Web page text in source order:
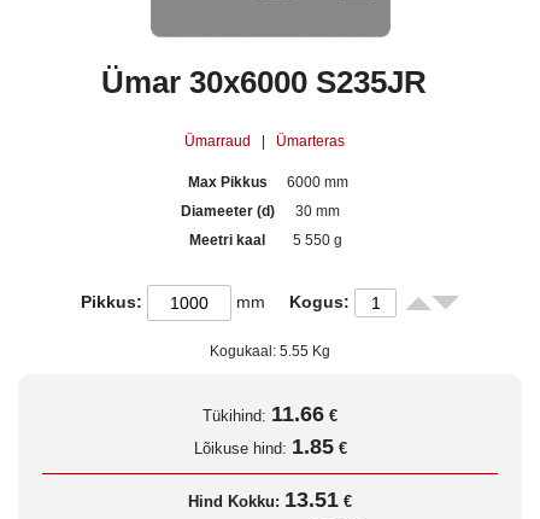
Ümar 30x6000 S235JR
Ümarraud Ümarteras
Max Pikkus
6000 mm
Diameeter (d)
30 mm
Meetri kaal
5 550 g
Pikkus: mm Kogus:
Kogukaal: 5.55 Kg
Tükihind: 11.66 €
Lõikuse hind: 1.85 €
Hind Kokku: 13.51 €